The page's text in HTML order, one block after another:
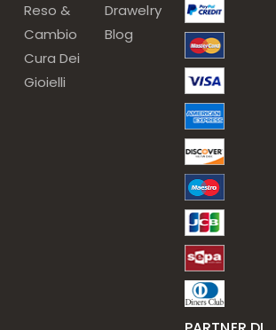
Reso &
Cambio
Cura Dei
Gioielli
Drawelry
Blog